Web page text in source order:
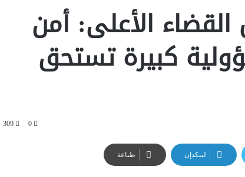
الأعلى: أمن
كبيرة تستحق
0
309
لينكدإن طباعة